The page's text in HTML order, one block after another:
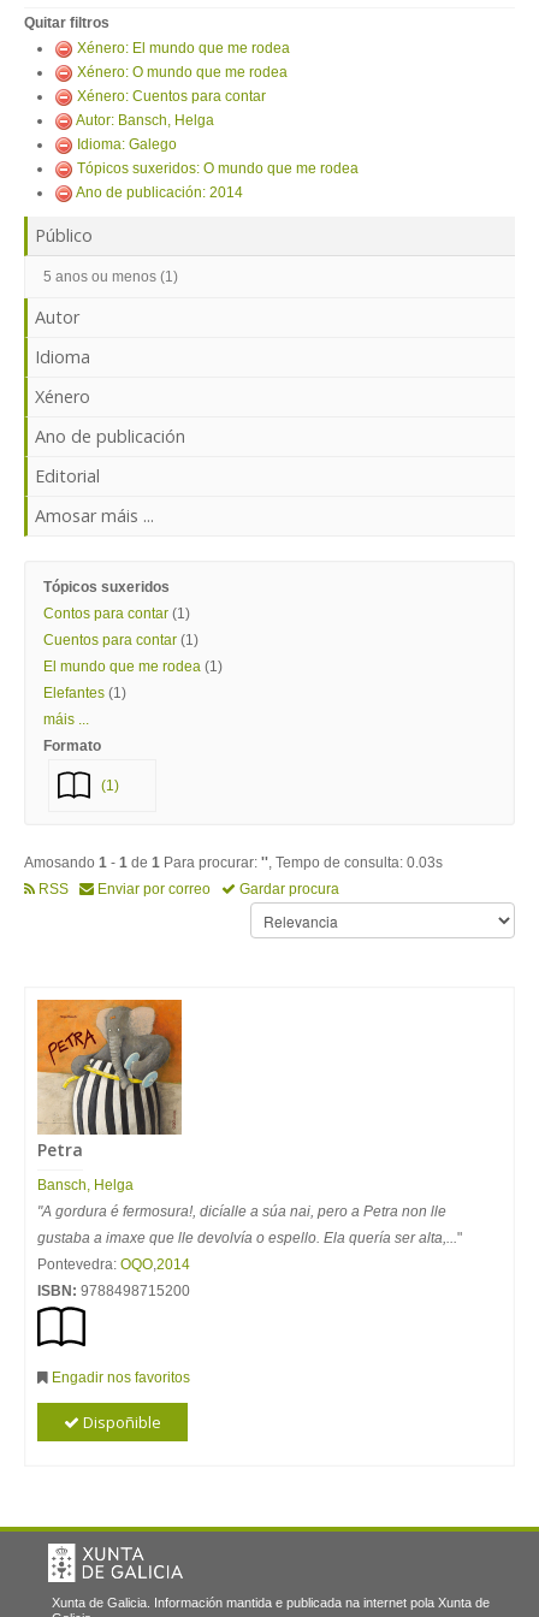
Quitar filtros
Xénero: El mundo que me rodea
Xénero: O mundo que me rodea
Xénero: Cuentos para contar
Autor: Bansch, Helga
Idioma: Galego
Tópicos suxeridos: O mundo que me rodea
Ano de publicación: 2014
Público
5 anos ou menos (1)
Autor
Idioma
Xénero
Ano de publicación
Editorial
Amosar máis ...
Tópicos suxeridos
Contos para contar (1)
Cuentos para contar (1)
El mundo que me rodea (1)
Elefantes (1)
máis ...
Formato
(1)
Amosando 1 - 1 de 1 Para procurar: '', Tempo de consulta: 0.03s
RSS
Enviar por correo Gardar procura
Petra
Bansch, Helga
"A gordura é fermosura!, dicíalle a súa nai, pero a Petra non lle
gustaba a imaxe que lle devolvía o espello. Ela quería ser alta,..."
Pontevedra: OQO,2014
ISBN: 9788498715200
Engadir nos favoritos
Dispoñible
Xunta de Galicia. Información mantida e publicada na internet pola Xunta de